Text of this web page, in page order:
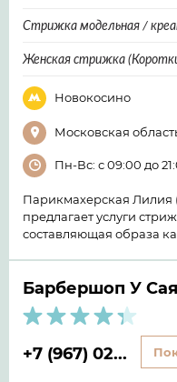
Стрижка модельная /
Женская стрижка
Новокосино
Московская
Пн-Вс: с 09:00 до
Парикмахерская Лилия
предлагает услуги
составляющая образа
Барбершоп У
+7 (967) 02...